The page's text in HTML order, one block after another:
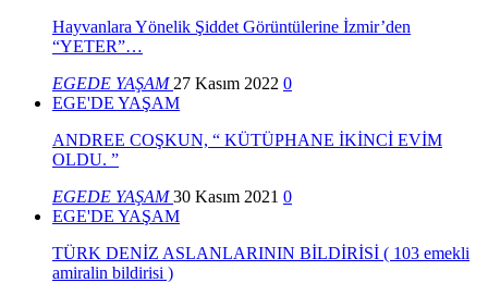
Hayvanlara Yönelik Şiddet Görüntülerine İzmir’den
“YETER”…
EGEDE YAŞAM 27 Kasım 2022 0
EGE'DE YAŞAM
ANDREE COŞKUN, “ KÜTÜPHANE İKİNCİ EVİM
OLDU. ”
EGEDE YAŞAM30 Kasım 2021 0
EGE'DE YAŞAM
TÜRK DENİZ ASLANLARININ BİLDİRİSİ ( 103 emekli
amiralin bildirisi )